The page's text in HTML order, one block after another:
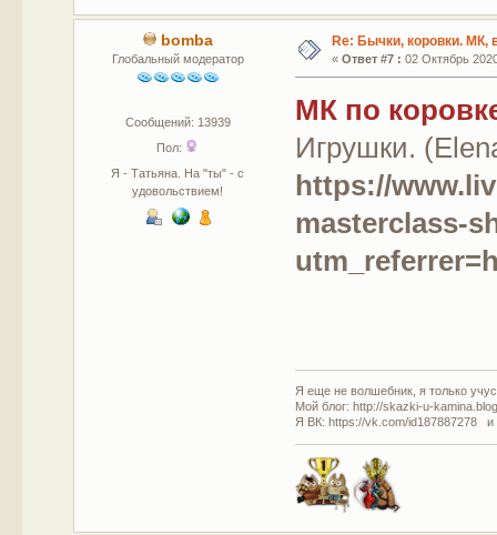
bomba
Глобальный модератор
Сообщений: 13939
Пол:
Я - Татьяна. На "ты" - с
удовольствием!
Re: Бычки, коровки. МК,
« Ответ #7 : 02 Октябрь
МК по
Игрушки.
https://
masterclass-
Я еще не волшебник, я только
Мой блог: http://skazki-u-
Я ВК: https://vk.com/id187887278 и